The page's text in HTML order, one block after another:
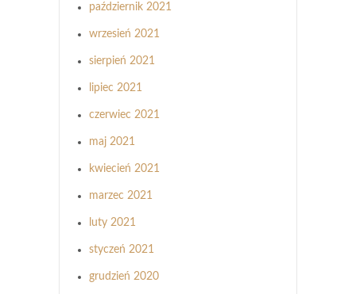
październik 2021
wrzesień 2021
sierpień 2021
lipiec 2021
czerwiec 2021
maj 2021
kwiecień 2021
marzec 2021
luty 2021
styczeń 2021
grudzień 2020